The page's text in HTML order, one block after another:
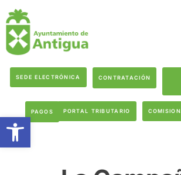
SEDE ELECTRÓNICA CONTRATACIÓN
PAGOS PORTAL TRIBUTARIO
Abrir barra de herramientas